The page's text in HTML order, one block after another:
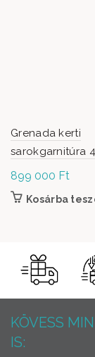
Grenada kerti
sarokgarnitúra
899 000 Ft
Kosárba
KÖVESS
IS: